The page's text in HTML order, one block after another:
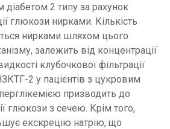
діабетом 2 типу за рахунок
глюкози нирками. Кількість
нирками шляхом цього
залежить від концентрації
клубочкової фільтрації
2 у пацієнтів з цукровим
призводить до
глюкози з сечею. Крім того,
екскрецію натрію, що